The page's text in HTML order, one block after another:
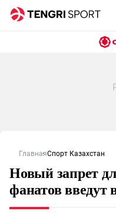
ГлавнаяСпорт Казахстан
Новый запрет
фанатов введут